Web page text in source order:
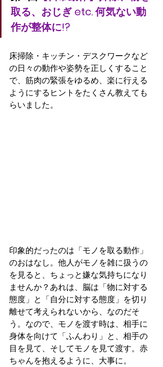
取る、おじぎ etc. 何気ない動
作が整体に!?
床掃除・キッチン・デスクワークなど
の日々の動作や姿勢を正しくすること
で、筋肉の緊張をゆるめ、楽に行える
ようにするヒントをたくさん教えても
らいました。
印象的だったのは「モノを取る動作」
のおはなし。他人がモノを雑に扱うの
を見ると、ちょっと嫌な気持ちになり
ませんか？あれは、脳は「物に対する
態度」と「自分に対する態度」を切り
離せて考えられないから、なのだそ
う。なので、モノを渡す時は、相手に
身体を向けて「ふんわり」と、相手の
目を見て、そしてモノを見て渡す。赤
ちゃんを抱えるように、大事に。